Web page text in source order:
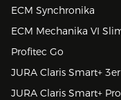
ECM Synchronika
ECM Mechanika VI
Profitec Go
JURA Claris Smart+ 3er
JURA Claris Smart+ Pro